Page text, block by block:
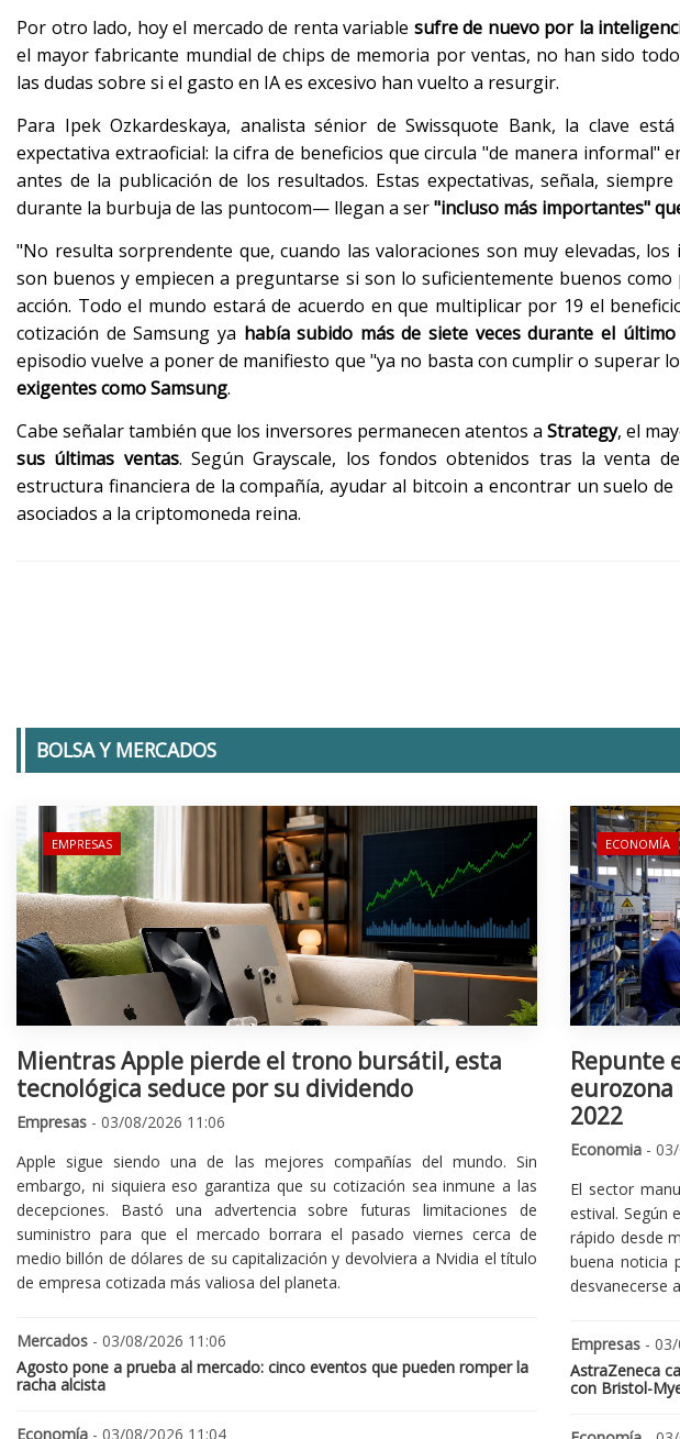
Por otro lado, hoy el mercado de renta variable sufre de nuevo por la
el mayor fabricante mundial de chips de memoria por ventas, no han sido
las dudas sobre si el gasto en IA es excesivo han vuelto a resurgir.
Para Ipek Ozkardeskaya, analista sénior de Swissquote Bank, la clave
expectativa extraoficial: la cifra de beneficios que circula "de manera informal"
antes de la publicación de los resultados. Estas expectativas, señala,
durante la burbuja de las puntocom— llegan a ser"incluso más importantes"
"No resulta sorprendente que, cuando las valoraciones son muy elevadas,
son buenos y empiecen a preguntarse si son lo suficientemente buenos
acción. Todo el mundo estará de acuerdo en que multiplicar por 19 el
cotización de Samsung ya había subido más de siete veces durante el
episodio vuelve a poner de manifiesto que "ya no basta con cumplir o superar
exigentes como Samsung.
Cabe señalar también que los inversores permanecen atentos a Strategy, el
sus últimas ventas. Según Grayscale, los fondos obtenidos tras la venta
estructura financiera de la compañía, ayudar al bitcoin a encontrar un suelo
asociados a la criptomoneda reina.
BOLSA Y MERCADOS
EMPRESAS
Mientras Apple pierde el trono bursátil, esta
tecnológica seduce por su dividendo
Empresas - 03/08/2026 11:06
Apple sigue siendo una de las mejores compañías del mundo. Sin
embargo, ni siquiera eso garantiza que su cotización sea inmune a las
decepciones. Bastó una advertencia sobre futuras limitaciones de
suministro para que el mercado borrara el pasado viernes cerca de
medio billón de dólares de su capitalización y devolviera a Nvidia el título
de empresa cotizada más valiosa del planeta.
Mercados - 03/08/2026 11:06
Agosto pone a prueba al mercado: cinco eventos que pueden romper la
racha alcista
Economía - 03/08/2026 11:04
ECONOMÍA
Repunte
2022
Economia -
El sector
estival. Según
rápido desde
buena noticia
desvanecerse
Empresas -
AstraZeneca
con Bristol-